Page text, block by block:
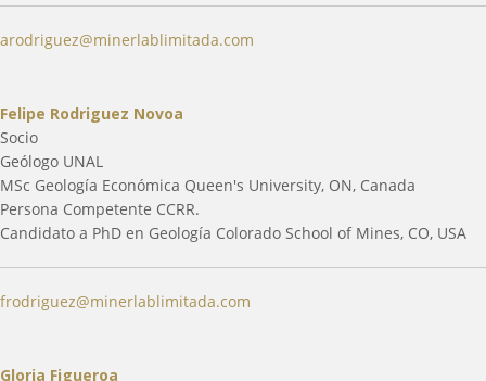
arodriguez@minerlablimitada.com
Felipe Rodriguez Novoa
Socio
Geólogo UNAL
MSc Geología Económica Queen's University, ON, Canada
Persona Competente CCRR.
Candidato a PhD en Geología Colorado School of Mines, CO, USA
frodriguez@minerlablimitada.com
Gloria Figueroa